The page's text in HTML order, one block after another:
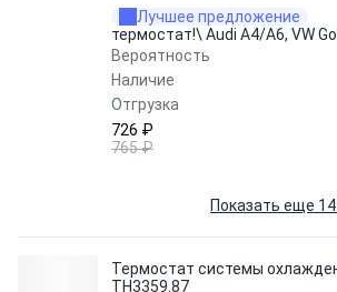
Лучшее предложение
термостат!\ Audi A4/A6, VW
Вероятность
Наличие
Отгрузка
726 ₽
765 ₽
Показать еще
Термостат системы
TH3359.87